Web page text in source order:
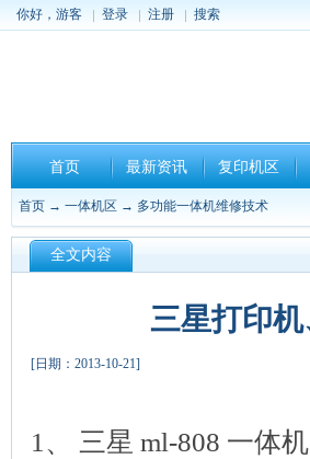
你好，游客 登录 注册 搜索
首页 最新资讯 复印机区
首页 → 一体机区 → 多功能一体机维修技术
全文内容
三星打印
[日期：2013-10-21]
1、 三星 ml-808 一体